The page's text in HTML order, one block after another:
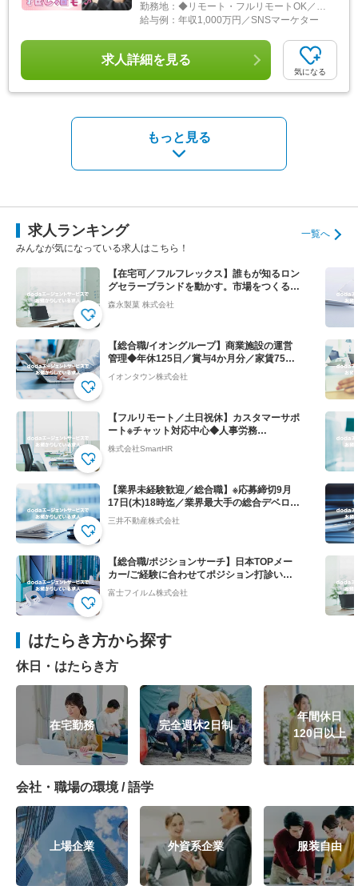
勤務地： ◆リモート・フルリモートOK／転勤なし◆ 全国47都道府県で募集！ 本社または全国各地のプロジェクト先での勤務！ 将来的には… 「お気に入りのカフェでリモートワーク」 「旅をしながら働く」 そんな働き方も叶えられます◎ ■本社／東京都港区芝5丁目13‐11 ■プロジェクト先 （一都三県、関西を中心に全国各地） 【アクセス】 ■本社／各線「三田駅」より徒歩5分 ※プロジェクト先により、リモートの可否や勤務地は異なります。 ※ご希望を最大限考慮して決定します。 ※転居を伴う転勤はありません。 ※研修後にフルリモートワークへの移行が可能です。 ＊＼トレンドを生み出す環境／＊ ◆現役インフルエンサーからの直接指導 ◆SNS運用の最新ノウハウが学べる社内研修あり ◆副業OK！学んだスキルで自分のSNS運用にも挑戦できる ◆服装・ネイル・髪色自由（※プロジェクト先による） ◆引越しサポートあり（上京・引っ越しも安心◎）
給与例： 年収1,000万円／SNSマーケター
求人詳細を見る
気になる
もっと見る
求人ランキング
一覧へ
みんなが気になっている求人はこちら！
【在宅可／フルフレックス】誰もが知るロン
グセラーブランドを動かす。市場をつくる提
案営業◆ハイチュウ等
森永製菓 株式会社
【総合職/イオングループ】商業施設の運営
管理◆年休125日／賞与4か月分／家賃75％
会社負担！
イオンタウン株式会社
【フルリモート／土日祝休】カスタマーサポ
ート※チャット対応中心◆人事労務
SaaS”SmartHR"
株式会社SmartHR
【業界未経験歓迎／総合職】※応募締切9月
17日(木)18時迄／業界最大手の総合デベロッ
パー
三井不動産株式会社
【総合職/ポジションサーチ】日本TOPメー
カー/ご経験に合わせてポジション打診いた
します
富士フイルム株式会社
はたらき方から探す
休日・はたらき方
在宅勤務 完全週休2日制
年間休日
120日以上
会社・職場の環境 / 語学
上場企業 外資系企業 服装自由